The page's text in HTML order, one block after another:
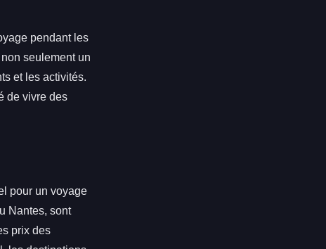
pendant les
seulement un
et les activités.
de vivre des
pour un voyage
Nantes, sont
prix des